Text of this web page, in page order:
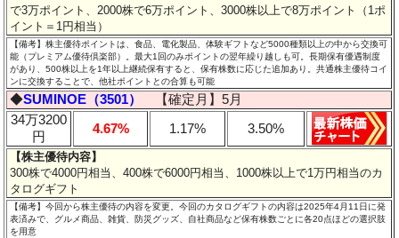
で3万ポイント、2000株で6万ポイント、3000株以上で8万ポイント（1ポ
イント＝1円相当）
【備考】株主優待ポイントは、食品、電化製品、体験ギフトなど5000種類以上の中から交換可
能（プレミアム優待倶楽部）。最大1回のみポイントの翌年繰り越しも可。長期保有優遇制度
があり、500株以上を1年以上継続保有すると、保有株数に応じた追加あり。共通株主優待コイ
ンに交換することで、他社ポイントとの合算も可能
◆SUMINOE（3501）
【確定月】5月
34万3200
円
4.67% 1.17% 3.50%
【株主優待内容】
300株で4000円相当、400株で6000円相当、1000株以上で1万円相当のカ
タログギフト
【備考】今回から株主優待の内容を変更。今回のカタログギフトの内容は2025年4月11日に発
表済みで、グルメ商品、雑貨、防災グッズ、自社商品など保有株数ごとに各20点ほどの選択肢
を用意